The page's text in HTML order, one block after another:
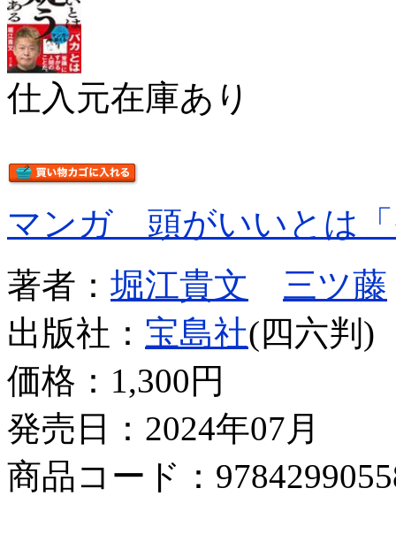
仕入元在庫あり
マンガ 頭がいいとは
著者： 堀江貴文
三ツ藤
出版社： 宝島社(四六判)
価格： 1,300円
発売日：2024年07月
商品コード：